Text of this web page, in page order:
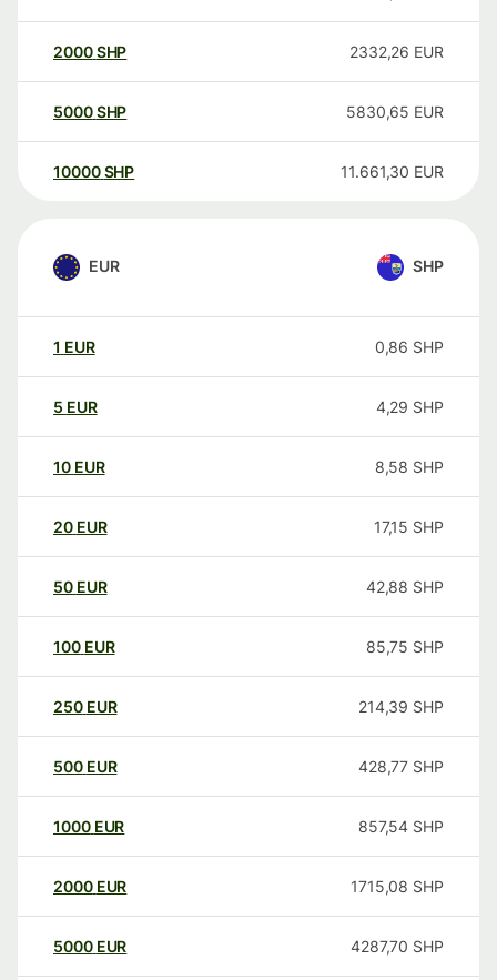
2000SHP 2332,26 EUR
5000SHP 5830,65 EUR
10000 SHP 11.661,30 EUR
EUR SHP
1 EUR 0,86 SHP
5 EUR 4,29 SHP
10 EUR 8,58 SHP
20 EUR 17,15 SHP
50 EUR 42,88 SHP
100 EUR 85,75 SHP
250 EUR 214,39 SHP
500 EUR 428,77 SHP
1000 EUR 857,54 SHP
2000 EUR 1715,08 SHP
5000 EUR 4287,70 SHP